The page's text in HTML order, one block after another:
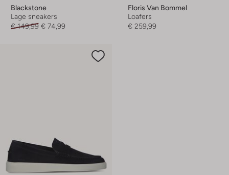
Blackstone
Lage sneakers
€ 149,99 € 74,99
Floris Van Bommel
Loafers
€ 259,99